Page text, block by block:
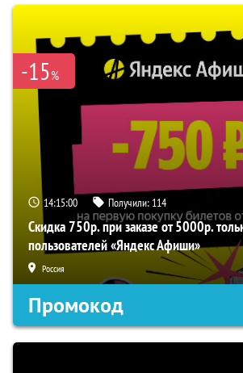
-15%
14:14:59 Получили: 114
Скидка 750р. при заказе от 5000р.
пользователей «Яндекс Афиши»
Россия
Промокод